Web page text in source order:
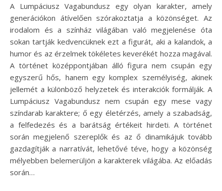
A Lumpáciusz Vagabundusz egy olyan karakter, amely
generációkon átívelően szórakoztatja a közönséget. Az
irodalom és a színház világában való megjelenése óta
sokan tartják kedvencüknek ezt a figurát, aki a kalandok, a
humor és az érzelmek tökéletes keverékét hozza magával.
A történet középpontjában álló figura nem csupán egy
egyszerű hős, hanem egy komplex személyiség, akinek
jellemét a különböző helyzetek és interakciók formálják. A
Lumpáciusz Vagabundusz nem csupán egy mese vagy
színdarab karaktere; ő egy életérzés, amely a szabadság,
a felfedezés és a barátság értékeit hirdeti. A történet
során megjelenő szereplők és az ő dinamikájuk tovább
gazdagítják a narratívát, lehetővé téve, hogy a közönség
mélyebben belemerüljön a karakterek világába. Az előadás
során…